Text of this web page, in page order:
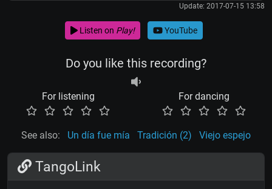
Update: 2017-07-15 13:58
Listen on Play! YouTube
Do you like this recording?
For listening For dancing
See also: Un día fue mía Tradición (2) Viejo espejo
TangoLink